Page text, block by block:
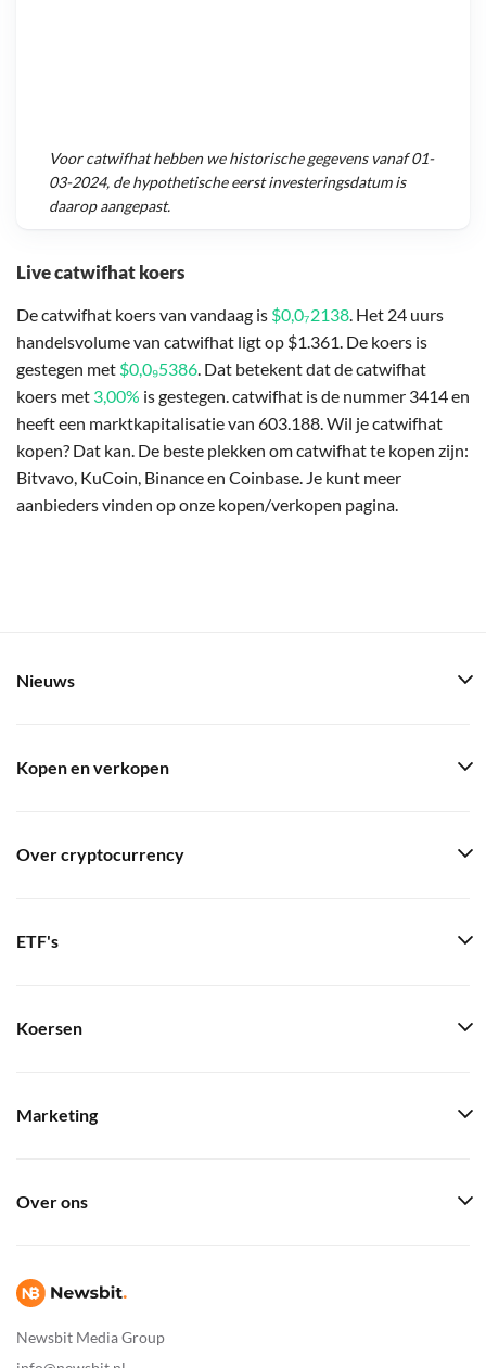
Live catwifhat koers
De catwifhat koers van vandaag is $0,0₇2138. Het 24 uurs
handelsvolume van catwifhat ligt op $1.361. De koers is
gestegen met $0,0₉5386. Dat betekent dat de catwifhat
koers met 3,00% is gestegen. catwifhat is de nummer 3414 en
heeft een marktkapitalisatie van 603.188. Wil je catwifhat
kopen? Dat kan. De beste plekken om catwifhat te kopen zijn:
Bitvavo, KuCoin, Binance en Coinbase. Je kunt meer
aanbieders vinden op onze kopen/verkopen pagina.
Voorcatwifhathebben we historische gegevens vanaf01-
03-2024, de hypothetische eerst investeringsdatum is
daarop aangepast.
Newsbit Media Group
Nieuws
Kopen en verkopen
Over cryptocurrency
ETF's
Koersen
Marketing
Over ons